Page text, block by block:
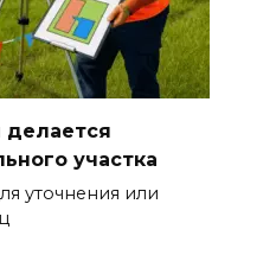
делается
участка
уточнения или